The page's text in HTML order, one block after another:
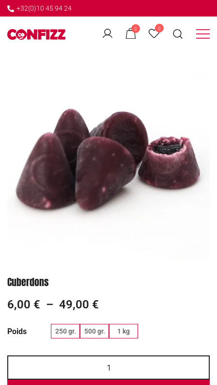
+32(0)10 45 94 24
0 0
← GO BACK
Cuberdons
6,00 € – 49,00 €
Poids 250 gr. 500 gr. 1 kg